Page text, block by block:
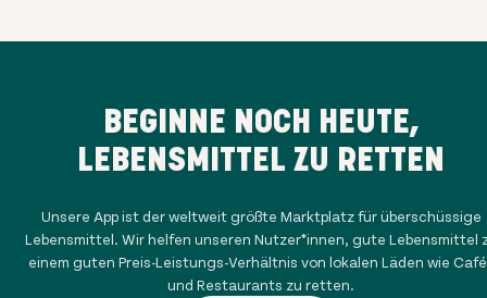
BEGINNE NOCH HEUTE,
LEBENSMITTEL ZU RETTEN
Unsere App ist der weltweit größte Marktplatz für überschüssige
Lebensmittel. Wir helfen unseren Nutzer*innen, gute Lebensmittel
einem guten Preis-Leistungs-Verhältnis von lokalen Läden wie
und Restaurants zu retten.